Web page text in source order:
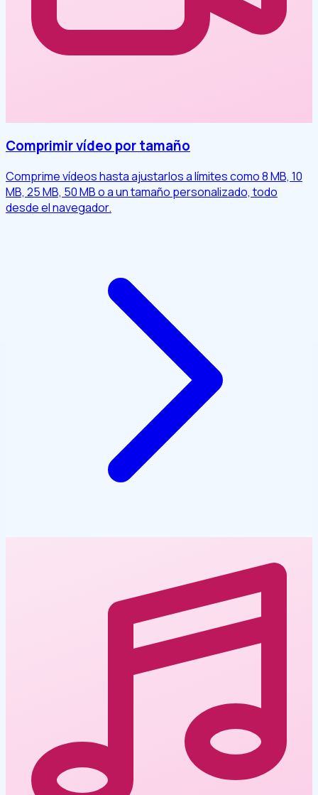
Comprimir vídeo por tamaño
Comprime vídeos hasta ajustarlos a límites como 8 MB, 10
MB, 25 MB, 50 MB o a un tamaño personalizado, todo
desde el navegador.